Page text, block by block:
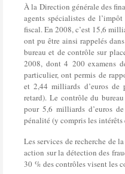
À la Direction générale des
agents spécialistes de
fiscal. En 2008, c’est 15,6
ont pu être ainsi rappelés
bureau et de contrôle sur
2008, dont 4 200 examens
particulier, ont permis de
et 2,44 milliards d’euros de
retard). Le contrôle du
pour 5,6 milliards d’euros
pénalité (y compris les intérêts
Les services de recherche de
action sur la détection des
30 % des contrôles visent les